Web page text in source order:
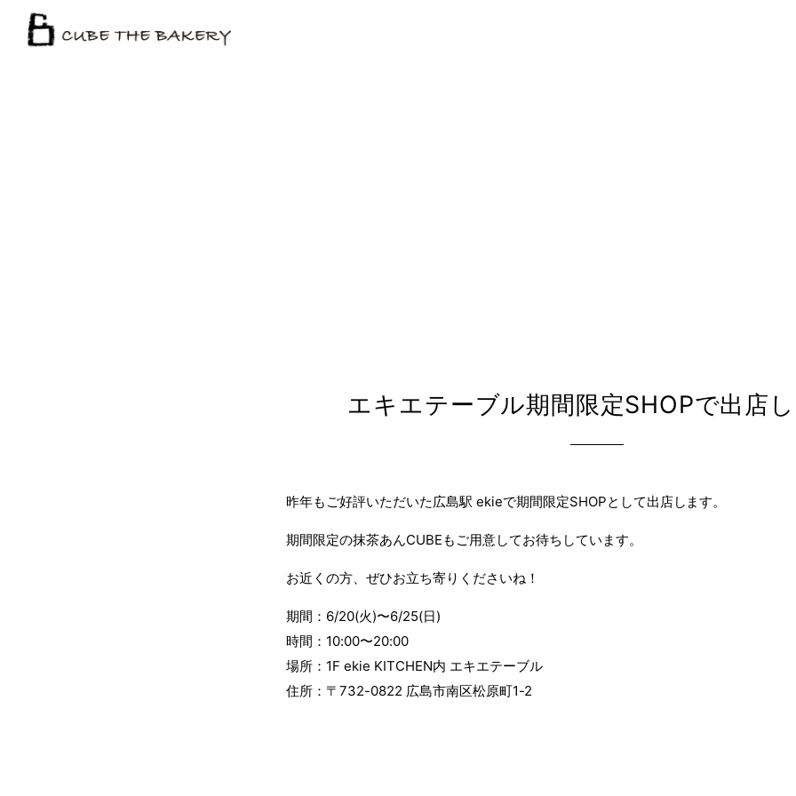
エキエテーブル期間限定SHOPで出店
昨年もご好評いただいた広島駅 ekieで期間限定SHOPとして出店します。
期間限定の抹茶あんCUBEもご用意してお待ちしています。
お近くの方、ぜひお立ち寄りくださいね！
期間：6/20(火)〜6/25(日)
時間：10:00〜20:00
場所：1F ekie KITCHEN内 エキエテーブル
住所：〒732-0822 広島市南区松原町1-2